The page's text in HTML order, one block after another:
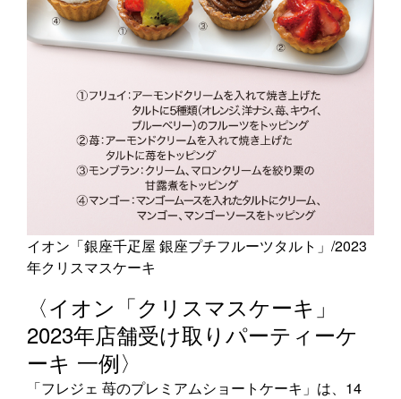
イオン「銀座千疋屋 銀座プチフルーツタルト」/2023
年クリスマスケーキ
〈イオン「クリスマスケーキ」
2023年店舗受け取りパーティーケ
ーキ 一例〉
「フレジェ 苺のプレミアムショートケーキ」は、14